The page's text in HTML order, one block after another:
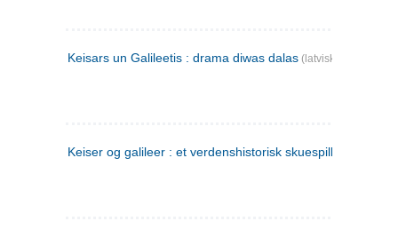
Keisars un Galileetis : drama diwas dalas (latvisk)
Keiser og galileer : et verdenshistorisk skuespill (1873)